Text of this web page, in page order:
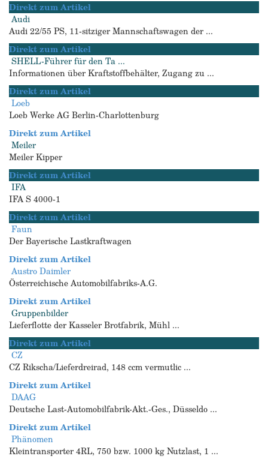
Direkt zum Artikel
Audi
Audi 22/55 PS, 11-sitziger Mannschaftswagen der ...
Direkt zum Artikel
SHELL-Führer für den Ta ...
Informationen über Kraftstoffbehälter, Zugang zu ...
Direkt zum Artikel
Loeb
Loeb Werke AG Berlin-Charlottenburg
Direkt zum Artikel
Meiler
Meiler Kipper
Direkt zum Artikel
IFA
IFA S 4000-1
Direkt zum Artikel
Faun
Der Bayerische Lastkraftwagen
Direkt zum Artikel
Austro Daimler
Österreichische Automobilfabriks-A.G.
Direkt zum Artikel
Gruppenbilder
Lieferflotte der Kasseler Brotfabrik, Mühl ...
Direkt zum Artikel
CZ
CZ Rikscha/Lieferdreirad, 148 ccm vermutlic ...
Direkt zum Artikel
DAAG
Deutsche Last-Automobilfabrik-Akt.-Ges., Düsseldo ...
Direkt zum Artikel
Phänomen
Kleintransporter 4RL, 750 bzw. 1000 kg Nutzlast, 1 ...